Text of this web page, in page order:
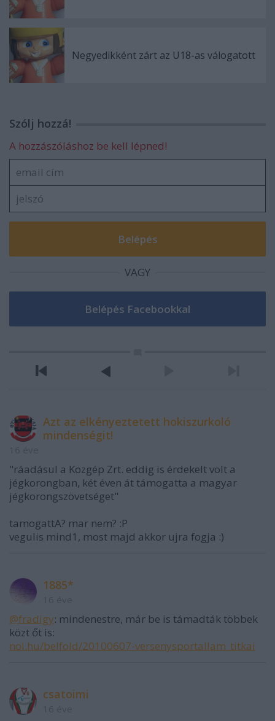
Negyedikként zárt az U18-as válogatott
Szólj hozzá!
A hozzászóláshoz be kell lépned!
VAGY
Azt az elkényeztetett hokiszurkoló
mindenségit!
"ráadásul a Közgép Zrt. eddig is érdekelt volt a
jégkorongban, két éven át támogatta a magyar
jégkorongszövetséget"
tamogattA? mar nem? :P
vegulis mind1, most majd akkor ujra fogja :)
1885*
@fradigy: mindenestre, már be is támadták többek
közt őt is:
nol.hu/belfold/20100607-versenysportallam_titkai
csatoimi